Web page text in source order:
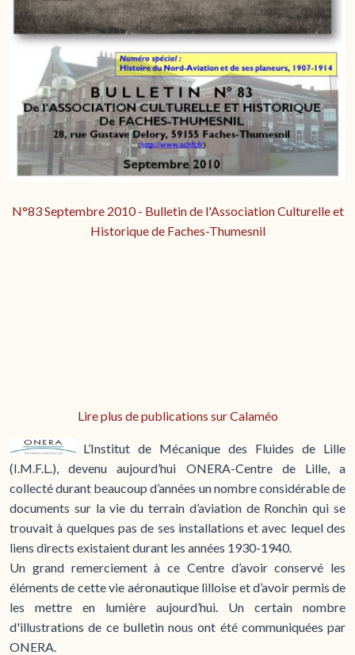
N°83 Septembre 2010 - Bulletin de l'Association Culturelle et
Historique de Faches-Thumesnil
Lire plus de publications sur Calaméo
L’Institut de Mécanique des Fluides de Lille
(I.M.F.L.), devenu aujourd’hui ONERA-Centre de Lille, a
collecté durant beaucoup d’années un nombre considérable de
documents sur la vie du terrain d’aviation de Ronchin qui se
trouvait à quelques pas de ses installations et avec lequel des
liens directs existaient durant les années 1930-1940.
Un grand remerciement à ce Centre d’avoir conservé les
éléments de cette vie aéronautique lilloise et d’avoir permis de
les mettre en lumière aujourd’hui. Un certain nombre
d'illustrations de ce bulletin nous ont été communiquées par
ONERA.